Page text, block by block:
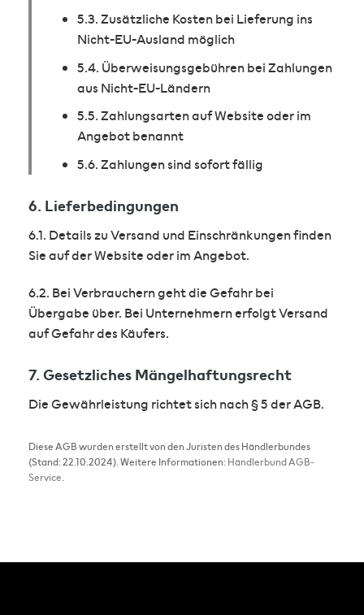
5.3. Zusätzliche Kosten bei Lieferung ins
Nicht-EU-Ausland möglich
5.4. Überweisungsgebühren bei Zahlungen
aus Nicht-EU-Ländern
5.5. Zahlungsarten auf Website oder im
Angebot benannt
5.6. Zahlungen sind sofort fällig
6. Lieferbedingungen
6.1. Details zu Versand und Einschränkungen finden
Sie auf der Website oder im Angebot.
6.2. Bei Verbrauchern geht die Gefahr bei
Übergabe über. Bei Unternehmern erfolgt Versand
auf Gefahr des Käufers.
7. Gesetzliches Mängelhaftungsrecht
Die Gewährleistung richtet sich nach § 5 der AGB.
Diese AGB wurden erstellt von den Juristen des Händlerbundes
(Stand: 22.10.2024). Weitere Informationen:Händlerbund AGB-
Service.